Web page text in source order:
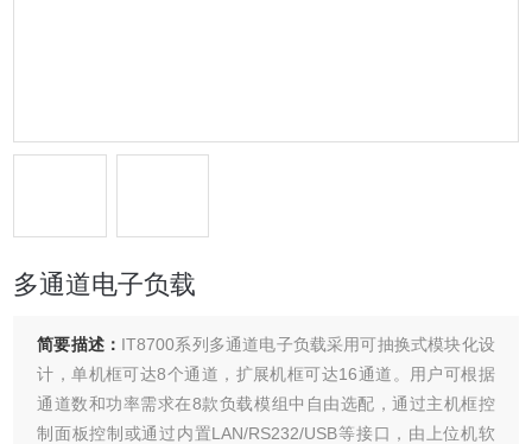
多通道电子负载
简要描述： IT8700系列多通道电子负载采用可抽换式模块化设
计，单机框可达8个通道，扩展机框可达16通道。用户可根据
通道数和功率需求在8款负载模组中自由选配，通过主机框控
制面板控制或通过内置LAN/RS232/USB等接口，由上位机软